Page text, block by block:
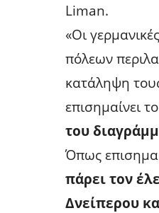
Liman.
«Οι
πόλεων
κατάληψη
επισημαίνει
του
Όπως
πάρει τον
Δνείπερου